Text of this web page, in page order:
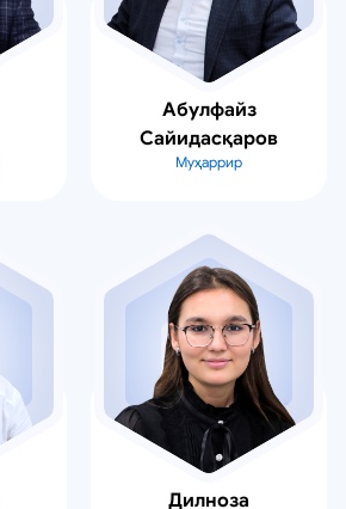
Абулфайз
Сайидасқаров
Муҳаррир
Дилноза